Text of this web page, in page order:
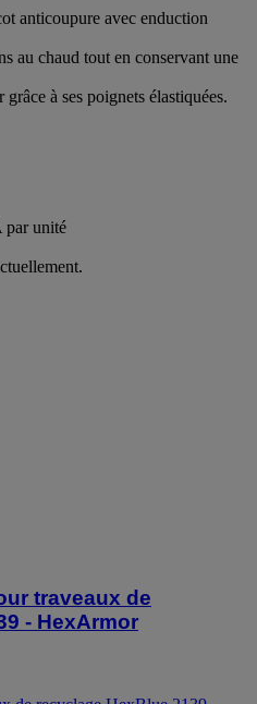
anticoupure avec enduction
au chaud tout en conservant une
à ses poignets élastiquées.
par unité
traveaux de
- HexArmor